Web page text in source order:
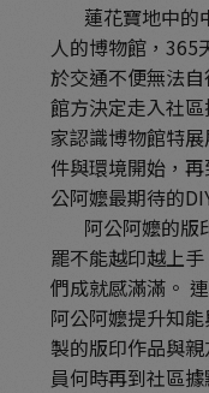
蓮花寶地中的
人的博物館，365
於交通不便無法
館方決定走入社
家認識博物館特
件與環境開始，
公阿嬤最期待的
阿公阿嬤的版
罷不能越印越上
們成就感滿滿。
阿公阿嬤提升知
製的版印作品與
員何時再到社區